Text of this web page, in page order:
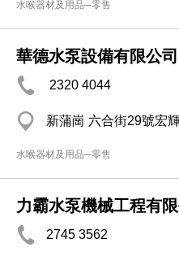
水喉器材及用品─零售
華德水泵設備有限公司
2320 4044
新蒲崗 六合街29號宏
水喉器材及用品─零售
力霸水泵機械工程有限
2745 3562